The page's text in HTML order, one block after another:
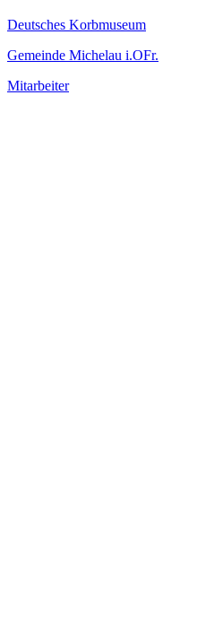
Deutsches Korbmuseum
Gemeinde Michelau i.OFr.
Mitarbeiter